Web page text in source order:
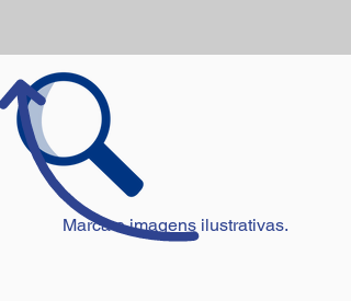
Marca e imagens ilustrativas.